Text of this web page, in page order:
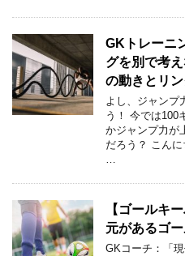
GKトレーニ
グを別で考
の動きとリ
よし、ジャンプ
う！ 今では100
かジャンプ力が
だろう？ こん
…
【ゴールキ
元があるゴ
GKコーチ：「